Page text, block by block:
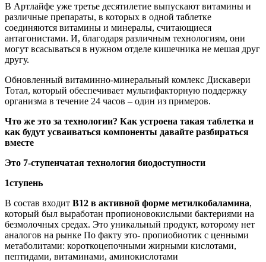
В Артлайфе уже третье десятилетие выпускают витамины и
различные препараты, в которых в одной таблетке
соединяются витамины и минералы, считающиеся
антагонистами. И, благодаря различным технологиям, они
могут всасываться в нужном отделе кишечника не мешая друг
другу.
Обновленный витаминно-минеральный комлекс Дискавери
Тотал, который обеспечивает мультифакторную поддержку
организма в течение 24 часов – один из примеров.
Что же это за технологии? Как устроена такая таблетка и
как будут усваиваться компоненты давайте разбираться
вместе
Это 7-ступенчатая технология биодоступности
1ступень
В состав входит В12 в активной форме метилкобаламина,
который был выработан пропионовокислыми бактериями на
безмолочных средах. Это уникальный продукт, которому нет
аналогов на рынке По факту это- пропиобиотик с ценными
метаболитами: короткоцепочными жирными кислотами,
пептидами, витаминами, аминокислотами